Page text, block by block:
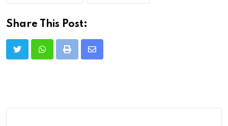
Share This Post:
Print
Share